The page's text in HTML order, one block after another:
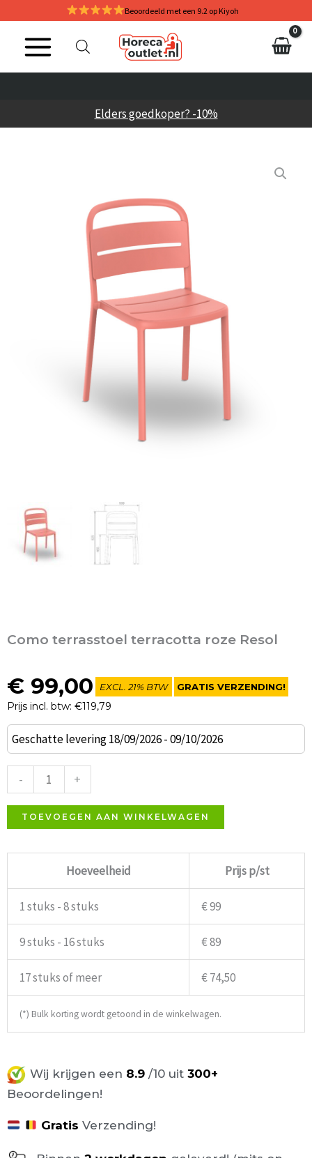
Beoordeeld met een 9.2 op Kiyoh
Elders goedkoper? -10%
Como terrasstoel terracotta roze Resol
€ 99,00
Prijs incl. btw: €119,79
EXCL. 21% BTW GRATIS VERZENDING!
Geschatte levering 18/09/2026 - 09/10/2026
-
Como
terrasstoel
terracotta
roze
Resol
aantal
+
TOEVOEGEN AAN WINKELWAGEN
Hoeveelheid Prijs p/st
1 stuks - 8 stuks € 99
9 stuks - 16 stuks € 89
17 stuks of meer € 74,50
(*) Bulk korting wordt getoond in de winkelwagen.
Wij krijgen een 8.9 /10 uit 300+
Beoordelingen!
Gratis Verzending!